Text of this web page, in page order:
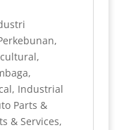
Industrial
Parts &
& Services,